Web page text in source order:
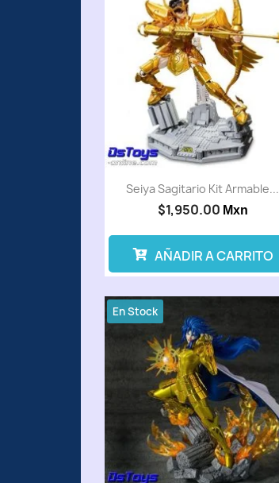
Seiya Sagitario Kit Armable...
$1,950.00 Mxn
AÑADIR A CARRITO
En Stock